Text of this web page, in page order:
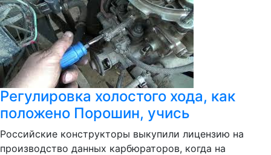
Регулировка холостого хода, как
положено Порошин, учись
Российские конструкторы выкупили лицензию на
производство данных карбюраторов, когда на